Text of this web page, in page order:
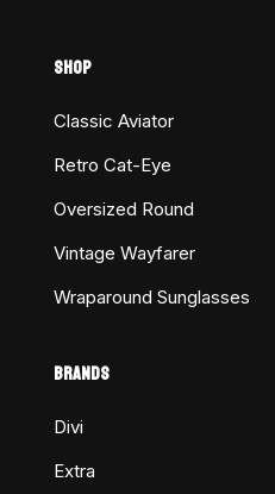
SHOP
Classic Aviator
Retro Cat-Eye
Oversized Round
Vintage Wayfarer
Wraparound Sunglasses
BRANDS
Divi
Extra